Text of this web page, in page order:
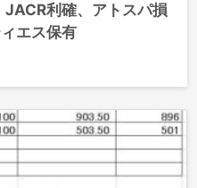
利確、アトスパ損
エス保有